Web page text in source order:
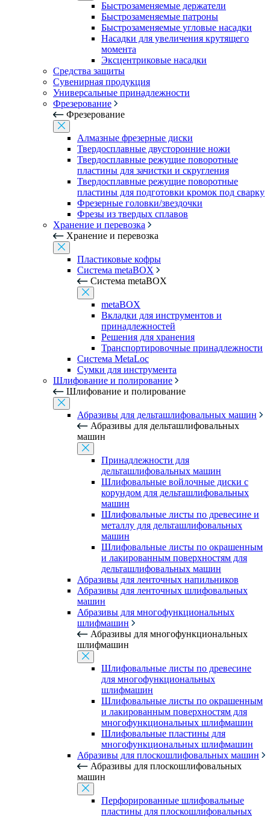
Быстрозаменяемые держатели
Быстрозаменяемые патроны
Быстрозаменяемые угловые насадки
Насадки для увеличения крутящего
момента
Эксцентриковые насадки
Средства защиты
Сувенирная продукция
Универсальные принадлежности
Фрезерование
Фрезерование
Алмазные фрезерные диски
Твердосплавные двусторонние ножи
Твердосплавные режущие поворотные
пластины для зачистки и скругления
Твердосплавные режущие поворотные
пластины для подготовки кромок под сварку
Фрезерные головки/звездочки
Фрезы из твердых сплавов
Хранение и перевозка
Хранение и перевозка
Пластиковые кофры
Система metaBOX
Система metaBOX
metaBOX
Вкладки для инструментов и
принадлежностей
Решения для хранения
Транспортировочные принадлежности
Система MetaLoc
Сумки для инструмента
Шлифование и полирование
Шлифование и полирование
Абразивы для дельташлифовальных машин
Абразивы для дельташлифовальных
машин
Принадлежности для
дельташлифовальных машин
Шлифовальные войлочные диски с
корундом для дельташлифовальных
машин
Шлифовальные листы по древесине и
металлу для дельташлифовальных
машин
Шлифовальные листы по окрашенным
и лакированным поверхностям для
дельташлифовальных машин
Абразивы для ленточных напильников
Абразивы для ленточных шлифовальных
машин
Абразивы для многофункциональных
шлифмашин
Абразивы для многофункциональных
шлифмашин
Шлифовальные листы по древесине
для многофункциональных
шлифмашин
Шлифовальные листы по окрашенным
и лакированным поверхностям для
многофункциональных шлифмашин
Шлифовальные пластины для
многофункциональных шлифмашин
Абразивы для плоскошлифовальных машин
Абразивы для плоскошлифовальных
машин
Перфорированные шлифовальные
пластины для плоскошлифовальных